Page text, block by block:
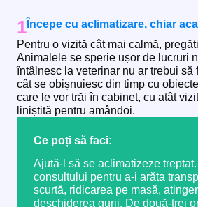
1 Începe cu aclimatizare, chiar
Pentru o vizită cât mai calmă,
Animalele se sperie ușor de lucruri
întâlnesc la veterinar nu ar trebui să
cât se obișnuiesc din timp cu
care le vor trăi în cabinet, cu atât
liniștită pentru amândoi.
Ce poți să faci:
Ajută-l să se aclimatizeze
consultului pentru a-i arăta
scurtă, ridicarea pe masă,
deschiderea gurii. De două-trei